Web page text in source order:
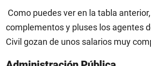
Como puedes ver en la tabla
complementos y pluses los agentes
Civil gozan de unos salarios muy